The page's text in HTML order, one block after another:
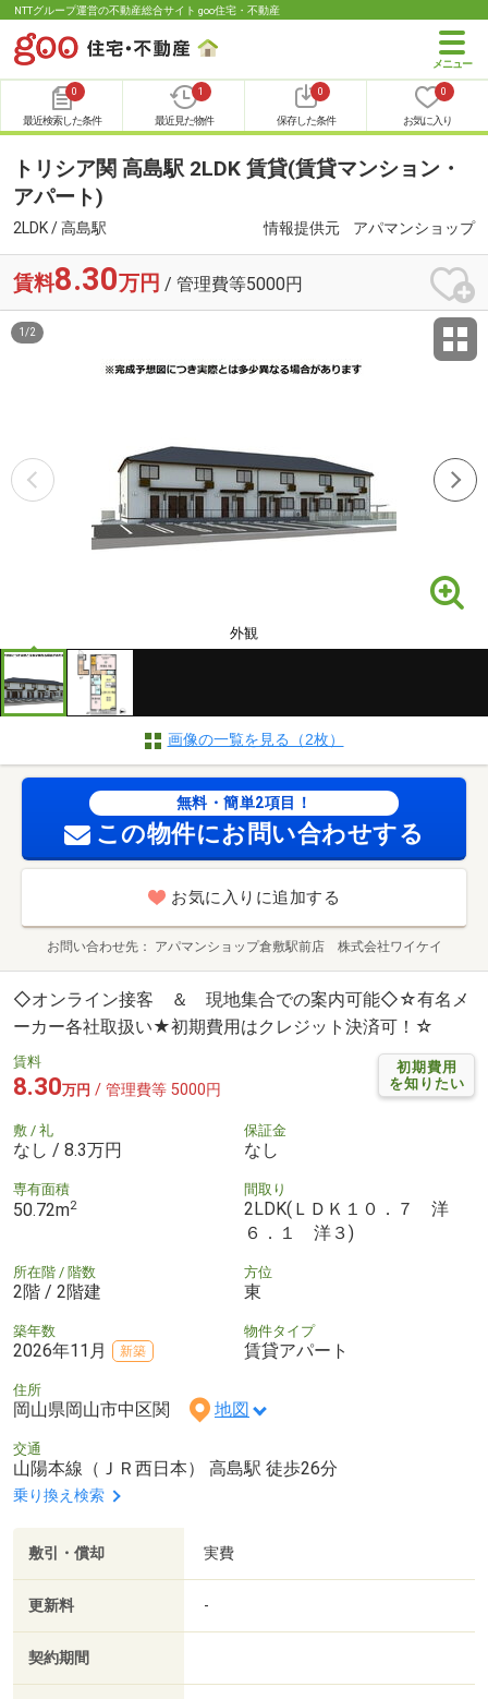
NTTグループ運営の不動産総合サイト goo住宅・不動産
0
最近検索した条件
1
最近見た物件
0
保存した条件
0
お気に入り
トリシア関 高島駅 2LDK 賃貸(賃貸マンション・
アパート)
2LDK / 高島駅 情報提供元 アパマンショップ
賃料8.30万円 / 管理費等5000円
外観
1 /2
画像の一覧を見る（2枚）
無料・簡単2項目！
この物件にお問い合わせする
お気に入りに追加する
お問い合わせ先 アパマンショップ倉敷駅前店 株式会社ワイケイ
◇オンライン接客 ＆ 現地集合での案内可能◇☆有名メ
ーカー各社取扱い★初期費用はクレジット決済可！☆
初期費用
を知りたい
賃料
8.30万円 / 管理費等 5000円
敷 / 礼
なし / 8.3万円
保証金
なし
専有面積
50.72m2
間取り
2LDK(ＬＤＫ１０．７ 洋
６．１ 洋３)
所在階 / 階数
2階 / 2階建
方位
東
築年数
2026年11月 新築
物件タイプ
賃貸アパート
住所
岡山県岡山市中区関 地図
交通
山陽本線（ＪＲ西日本） 高島駅 徒歩26分
乗り換え検索
敷引・償却 実費
更新料 -
契約期間